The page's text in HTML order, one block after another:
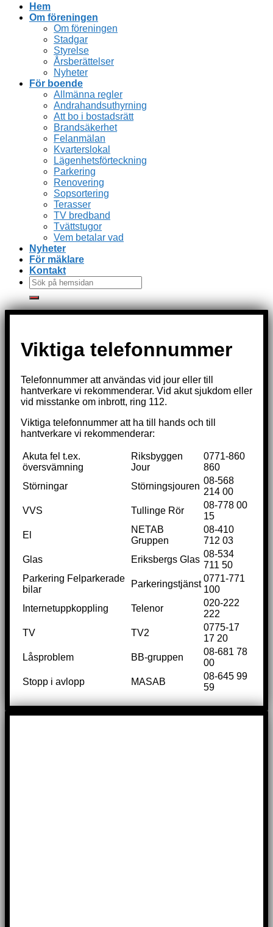
Hem
Om föreningen
Om föreningen
Stadgar
Styrelse
Årsberättelser
Nyheter
För boende
Allmänna regler
Andrahandsuthyrning
Att bo i bostadsrätt
Brandsäkerhet
Felanmälan
Kvarterslokal
Lägenhetsförteckning
Parkering
Renovering
Sopsortering
Terasser
TV bredband
Tvättstugor
Vem betalar vad
Nyheter
För mäklare
Kontakt
Viktiga telefonnummer
Telefonnummer att användas vid jour eller till
hantverkare vi rekommenderar. Vid akut sjukdom eller
vid misstanke om inbrott, ring 112.
Viktiga telefonnummer att ha till hands och till
hantverkare vi rekommenderar:
Akuta fel t.ex.
översvämning
Riksbyggen
Jour
0771-860
860
Störningar
Störningsjouren
08-568
214 00
VVS
Tullinge Rör
08-778 00
15
El
NETAB
Gruppen
08-410
712 03
Glas
Eriksbergs Glas
08-534
711 50
Parkering Felparkerade
bilar
Parkeringstjänst
0771-771
100
Internetuppkoppling
Telenor
020-222
222
TV
TV2
0775-17
17 20
Låsproblem
BB-gruppen
08-681 78
00
Stopp i avlopp
MASAB
08-645 99
59